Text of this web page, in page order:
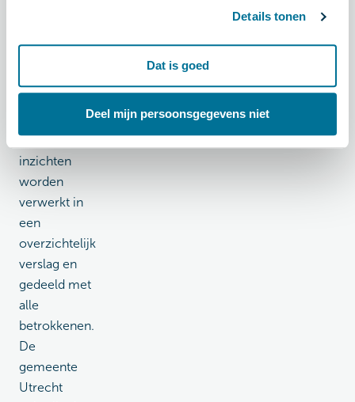
Details tonen
Dat is goed
Deel mijn persoonsgegevens niet
Hoe
verder?
opgehaalde
inzichten
worden
verwerkt in
een
overzichtelijk
verslag en
gedeeld met
alle
betrokkenen.
De
gemeente
Utrecht